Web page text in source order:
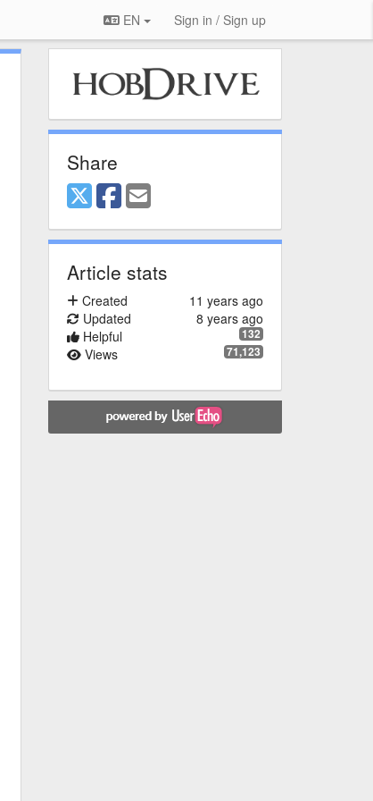
EN Sign in / Sign up
Share
Article stats
11 years ago
Created
8 years ago
Updated
132
Helpful
71,123
Views